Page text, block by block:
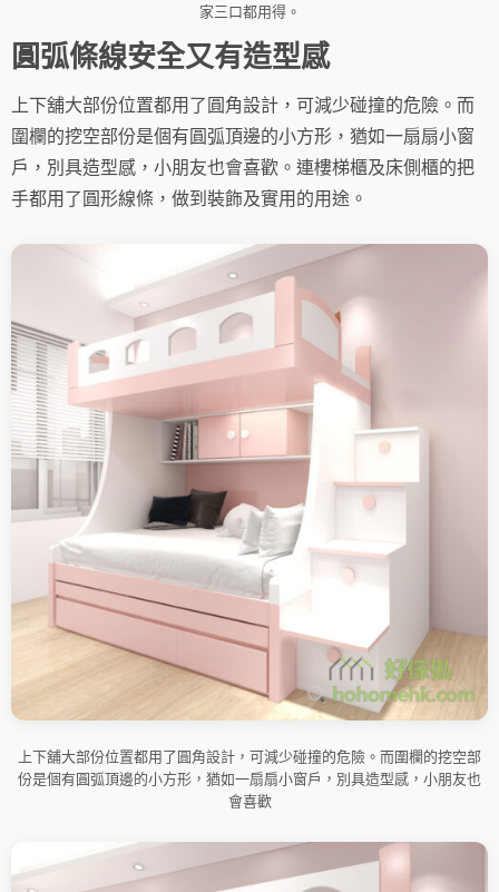
家三口都用得。
圓弧條線安全又有造型感
上下舖大部份位置都用了圓角設計，可減少碰撞的危險。而
圍欄的挖空部份是個有圓弧頂邊的小方形，猶如一扇扇小窗
戶，別具造型感，小朋友也會喜歡。連樓梯櫃及床側櫃的把
手都用了圓形線條，做到裝飾及實用的用途。
上下舖大部份位置都用了圓角設計，可減少碰撞的危險。而圍欄的挖空部
份是個有圓弧頂邊的小方形，猶如一扇扇小窗戶，別具造型感，小朋友也
會喜歡